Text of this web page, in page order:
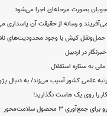
بصورت مرحله‌ای اجرا می‌شود
و رسانه از حقیقت آن پاسداری
کیش با وجود محدودیت‌های
در اردبیل
به ستاره استقلال
علمی کشور آسیب می‌زند/ به دنبال
را روی یک هاست نگذارید!
۳ محصول سلامت‌محور